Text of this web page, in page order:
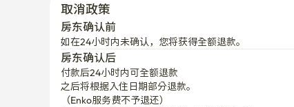
取消政策
房东确认前
如在24小时内未确认，您将获得全额退款。
房东确认后
付款后24小时内可全额退款
之后将根据入住日期部分退款。
（Enko服务费不予退还）